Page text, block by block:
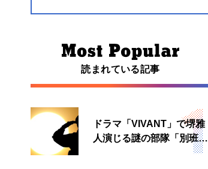
読まれている記事
ドラマ「VIVANT」で堺雅
人演じる謎の部隊「別班」
は実在する？内情知る人物